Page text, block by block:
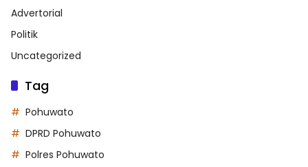
Advertorial
Politik
Uncategorized
Tag
Pohuwato
DPRD Pohuwato
Polres Pohuwato